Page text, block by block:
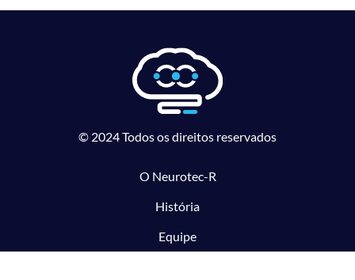
© 2024 Todos os direitos reservados
O Neurotec-R
História
Equipe